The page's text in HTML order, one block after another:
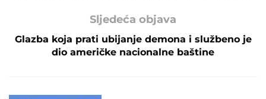
Sljedeća objava
Glazba koja prati ubijanje demona i službeno je
dio američke nacionalne baštine